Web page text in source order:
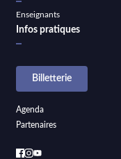
Enseignants
Infos pratiques
Billetterie
Agenda
Partenaires